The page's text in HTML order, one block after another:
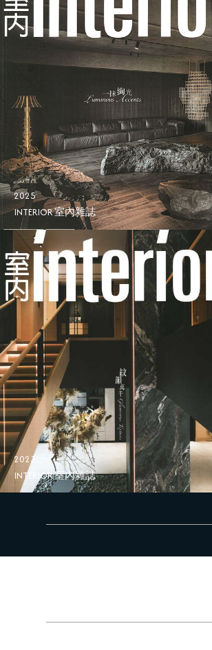
2025
INTERIOR 室內雜誌
2023
INTERIOR 室內雜誌